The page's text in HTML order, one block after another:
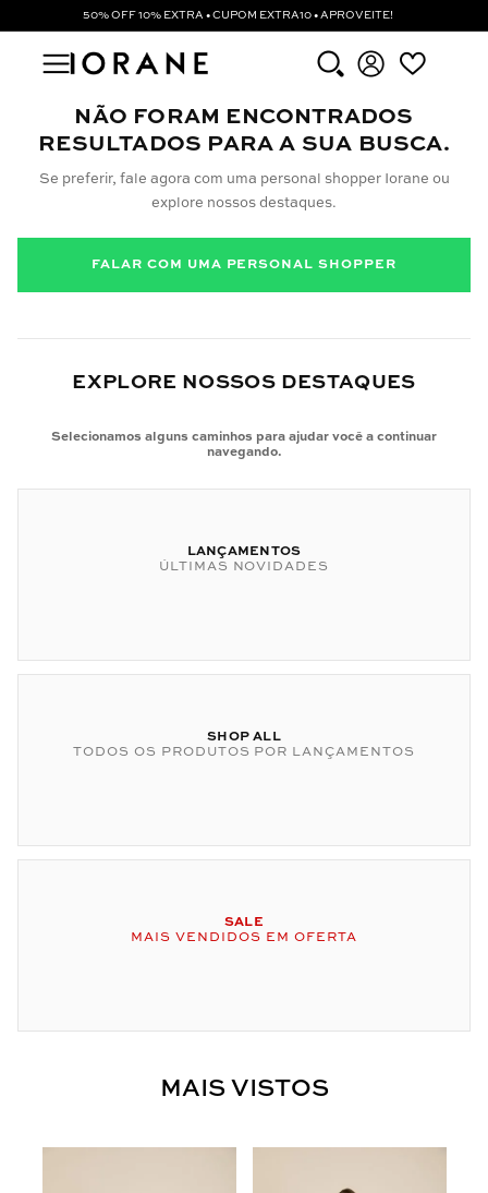
50% OFF 10% EXTRA • CUPOM EXTRA10 • APROVEITE!
NÃO FORAM ENCONTRADOS
RESULTADOS PARA A SUA BUSCA.
Se preferir, fale agora com uma personal shopper Iorane ou
explore nossos destaques.
FALAR COM UMA PERSONAL SHOPPER
EXPLORE NOSSOS DESTAQUES
Selecionamos alguns caminhos para ajudar você a continuar
navegando.
LANÇAMENTOS
ÚLTIMAS NOVIDADES
SHOP ALL
TODOS OS PRODUTOS POR LANÇAMENTOS
SALE
MAIS VENDIDOS EM OFERTA
MAIS VISTOS